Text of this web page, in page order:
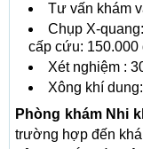
Tư vấn khám
Chụp X-
cấp cứu: 150.000
Xét nghiệm :
Xông khí
Phòng khám Nhi
trường hợp đến